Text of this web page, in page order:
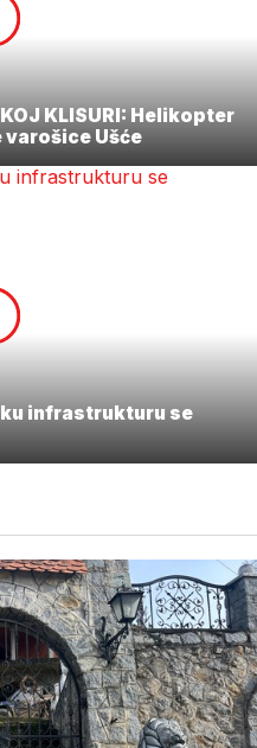
KLISURI: Helikopter
varošice Ušće
infrastrukturu se